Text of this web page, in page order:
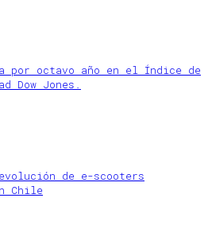
por octavo año en el Índice de
Dow Jones.
de e-scooters
Chile